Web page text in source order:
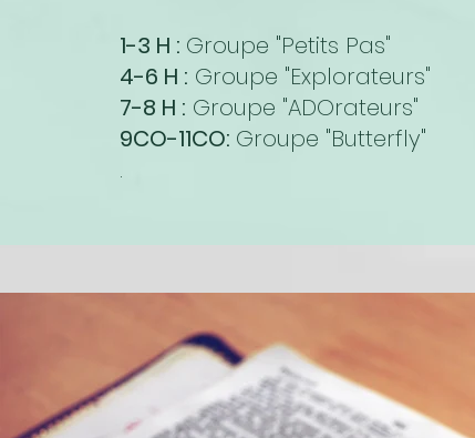
1-3 H : Groupe "Petits Pas"
4-6 H : Groupe "Explorateurs"
7-8 H : Groupe "ADOrateurs"
9CO-11CO: Groupe "Butterfly"
.